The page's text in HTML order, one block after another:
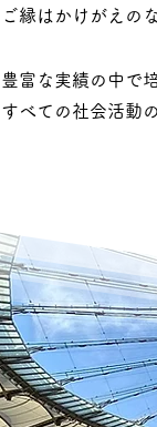
縁はかけがえの
富な実績の中で
べての社会活動